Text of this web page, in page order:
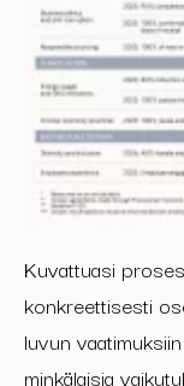
Kuvattuasi
konkreettisesti
luvun
minkälaisia